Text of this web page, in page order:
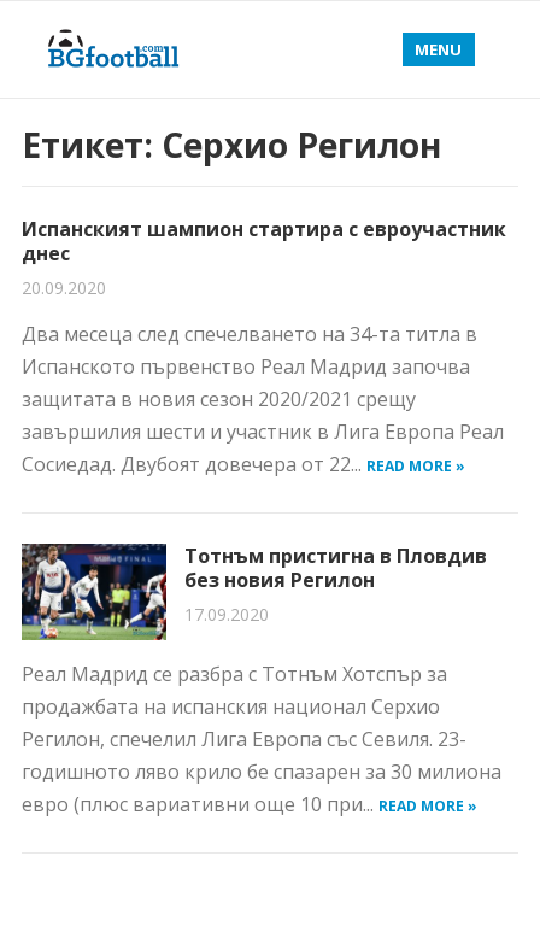
MENU
Етикет: Серхио Регилон
Испанският шампион стартира с евроучастник
днес
20.09.2020
Два месеца след спечелването на 34-та титла в
Испанското първенство Реал Мадрид започва
защитата в новия сезон 2020/2021 срещу
завършилия шести и участник в Лига Европа Реал
Сосиедад. Двубоят довечера от 22... READ MORE »
Тотнъм пристигна в Пловдив
без новия Регилон
17.09.2020
Реал Мадрид се разбра с Тотнъм Хотспър за
продажбата на испанския национал Серхио
Регилон, спечелил Лига Европа със Севиля. 23-
годишното ляво крило бе спазарен за 30 милиона
евро (плюс вариативни още 10 при... READ MORE »